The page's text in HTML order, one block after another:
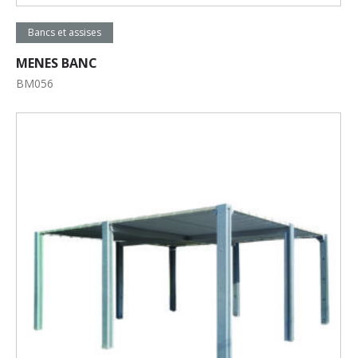
Lire la suite
Bancs et assises
MENES BANC
BM056